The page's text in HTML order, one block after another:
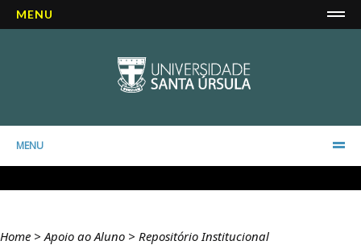
MENU
MENU
Home > Apoio ao Aluno > Repositório Institucional